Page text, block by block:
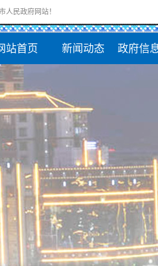
人民政府网站！
站首页 新闻动态 政府信